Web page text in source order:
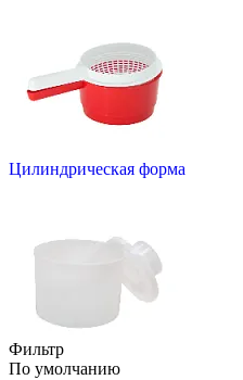
Цилиндрическая форма
Фильтр
По умолчанию